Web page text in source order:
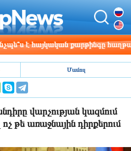
է հայկական քարթինգը
Մամուլ
վարչության կազմում
ոչ թե առաջնային դիրքերում